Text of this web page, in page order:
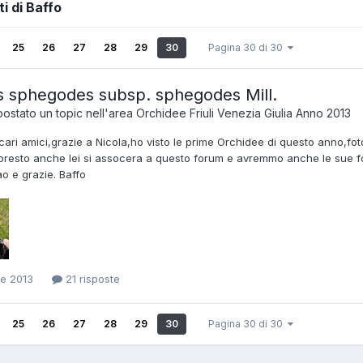
di Baffo
25 26 27 28 29 30 Pagina 30 di 30
sphegodes subsp. sphegodes Mill.
un topic nell'area Orchidee Friuli Venezia Giulia Anno 2013
amici,grazie a Nicola,ho visto le prime Orchidee di questo
anche lei si assocera a questo forum e avremmo anche le
e grazie. Baffo
2013 21 risposte
25 26 27 28 29 30 Pagina 30 di 30